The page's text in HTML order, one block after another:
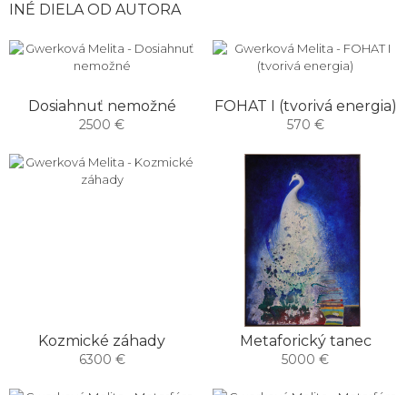
INÉ DIELA OD AUTORA
Dosiahnuť nemožné
2500 €
FOHAT I (tvorivá energia)
570 €
Kozmické záhady
6300 €
Metaforický tanec
5000 €